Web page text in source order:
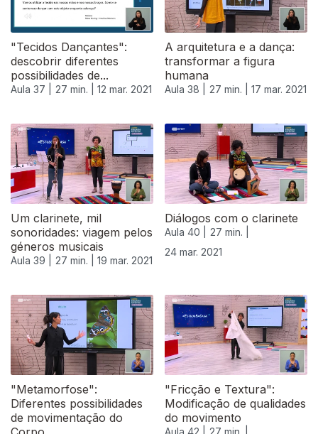
"Tecidos Dançantes":
descobrir diferentes
possibilidades de...
Aula 37 | 27 min. | 12 mar. 2021
A arquitetura e a dança:
transformar a figura
humana
Aula 38 | 27 min. | 17 mar. 2021
Um clarinete, mil
sonoridades: viagem pelos
géneros musicais
Aula 39 | 27 min. | 19 mar. 2021
Diálogos com o clarinete
Aula 40 |
27 min. |
24 mar. 2021
"Metamorfose":
Diferentes possibilidades
de movimentação do
"Fricção e Textura":
Modificação de qualidades
do movimento
Aula 42 |
27 min. |